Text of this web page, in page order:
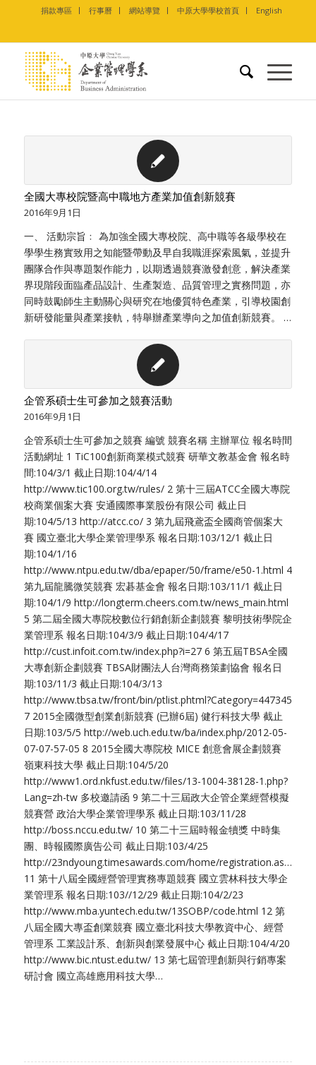
捐款專區 行事曆 網站導覽 中原大學學校首頁 English
全國大專校院暨高中職地方產業加值創新競賽
2016年9月1日
一、 活動宗旨﹕ 為加強全國大專校院、高中職等各級學校在
學學生務實致用之知能暨帶動及早自我職涯探索風氣，並提升
團隊合作與專題製作能力，以期透過競賽激發創意，解決產業
界現階段面臨產品設計、生產製造、品質管理之實務問題，亦
同時鼓勵師生主動關心與研究在地優質特色產業，引導校園創
新研發能量與產業接軌，特舉辦產業導向之加值創新競賽。 …
企管系碩士生可參加之競賽活動
2016年9月1日
企管系碩士生可參加之競賽 編號 競賽名稱 主辦單位 報名時間
活動網址 1 TiC100創新商業模式競賽 研華文教基金會 報名時
間:104/3/1 截止日期:104/4/14
http://www.tic100.org.tw/rules/ 2 第十三屆ATCC全國大專院
校商業個案大賽 安通國際事業股份有限公司 截止日
期:104/5/13 http://atcc.co/ 3 第九屆飛鳶盃全國商管個案大
賽 國立臺北大學企業管理學系 報名日期:103/12/1 截止日
期:104/1/16
http://www.ntpu.edu.tw/dba/epaper/50/frame/e50-1.html 4
第九屆龍騰微笑競賽 宏碁基金會 報名日期:103/11/1 截止日
期:104/1/9 http://longterm.cheers.com.tw/news_main.html
5 第二屆全國大專院校數位行銷創新企劃競賽 黎明技術學院企
業管理系 報名日期:104/3/9 截止日期:104/4/17
http://cust.infoit.com.tw/index.php?i=27 6 第五屆TBSA全國
大專創新企劃競賽 TBSA財團法人台灣商務策劃協會 報名日
期:103/11/3 截止日期:104/3/13
http://www.tbsa.tw/front/bin/ptlist.phtml?Category=447345
7 2015全國微型創業創新競賽 (已辦6屆) 健行科技大學 截止
日期:103/5/5 http://web.uch.edu.tw/ba/index.php/2012-05-
07-07-57-05 8 2015全國大專院校 MICE 創意會展企劃競賽
嶺東科技大學 截止日期:104/5/20
http://www1.ord.nkfust.edu.tw/files/13-1004-38128-1.php?
Lang=zh-tw 多校邀請函 9 第二十三屆政大企管企業經營模擬
競賽營 政治大學企業管理學系 截止日期:103/11/28
http://boss.nccu.edu.tw/ 10 第二十三屆時報金犢獎 中時集
團、時報國際廣告公司 截止日期:103/4/25
http://23ndyoung.timesawards.com/home/registration.aspx
11 第十八屆全國經營管理實務專題競賽 國立雲林科技大學企
業管理系 報名日期:103//12/29 截止日期:104/2/23
http://www.mba.yuntech.edu.tw/13SOBP/code.html 12 第
八屆全國大專盃創業競賽 國立臺北科技大學教資中心、經營
管理系 工業設計系、創新與創業發展中心 截止日期:104/4/20
http://www.bic.ntust.edu.tw/ 13 第七屆管理創新與行銷專案
研討會 國立高雄應用科技大學…